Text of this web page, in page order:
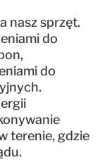
nasz sprzęt.
do
do
terenie, gdzie